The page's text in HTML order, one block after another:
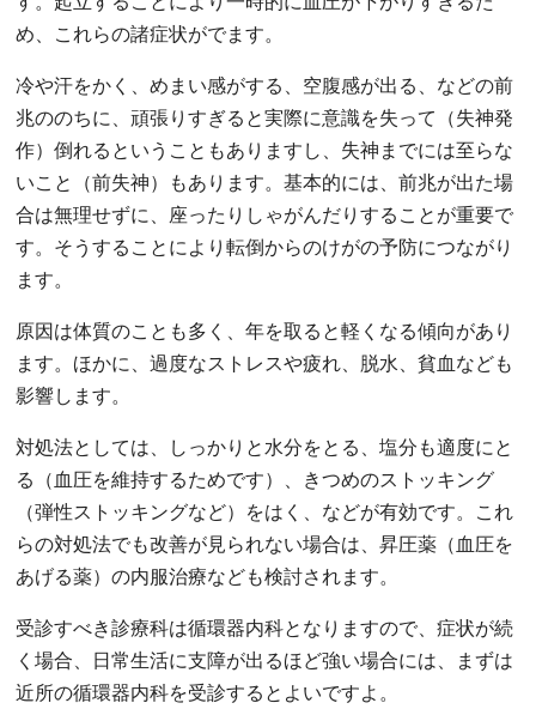
め、これらの諸症状がでます。
冷や汗をかく、めまい感がする、空腹感が出る、などの前
兆ののちに、頑張りすぎると実際に意識を失って（失神発
作）倒れるということもありますし、失神までには至らな
いこと（前失神）もあります。基本的には、前兆が出た場
合は無理せずに、座ったりしゃがんだりすることが重要で
す。そうすることにより転倒からのけがの予防につながり
ます。
原因は体質のことも多く、年を取ると軽くなる傾向があり
ます。ほかに、過度なストレスや疲れ、脱水、貧血なども
影響します。
対処法としては、しっかりと水分をとる、塩分も適度にと
る（血圧を維持するためです）、きつめのストッキング
（弾性ストッキングなど）をはく、などが有効です。これ
らの対処法でも改善が見られない場合は、昇圧薬（血圧を
あげる薬）の内服治療なども検討されます。
受診すべき診療科は循環器内科となりますので、症状が続
く場合、日常生活に支障が出るほど強い場合には、まずは
近所の循環器内科を受診するとよいですよ。